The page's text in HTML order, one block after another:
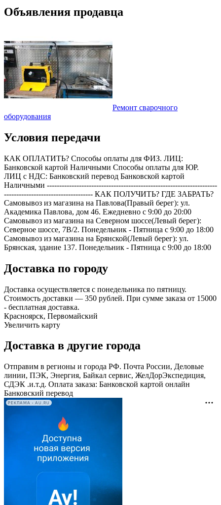
Объявления продавца
Ремонт сварочного
оборудования
Условия передачи
КАК ОПЛАТИТЬ? Способы оплаты для ФИЗ. ЛИЦ:
Банковской картой Наличными Способы оплаты для ЮР.
ЛИЦ с НДС: Банковский перевод Банковской картой
Наличными ---------------------------------------------------------------------
------------------------------------ КАК ПОЛУЧИТЬ? ГДЕ ЗАБРАТЬ?
Самовывоз из магазина на Павлова(Правый берег): ул.
Академика Павлова, дом 46. Ежедневно с 9:00 до 20:00
Самовывоз из магазина на Северном шоссе(Левый берег):
Северное шоссе, 7В/2. Понедельник - Пятница с 9:00 до 18:00
Самовывоз из магазина на Брянской(Левый берег): ул.
Брянская, здание 137. Понедельник - Пятница с 9:00 до 18:00
Доставка по городу
Доставка осуществляется с понедельника по пятницу.
Стоимость доставки — 350 рублей. При сумме заказа от 15000
- бесплатная доставка.
Красноярск, Первомайский
Увеличить карту
Доставка в другие города
Отправим в регионы и города РФ. Почта России, Деловые
линии, ПЭК, Энергия, Байкал сервис, ЖелДорЭкспедиция,
СДЭК .и.т.д. Оплата заказа: Банковской картой онлайн
Банковский перевод
РЕКЛАМА • AU.RU